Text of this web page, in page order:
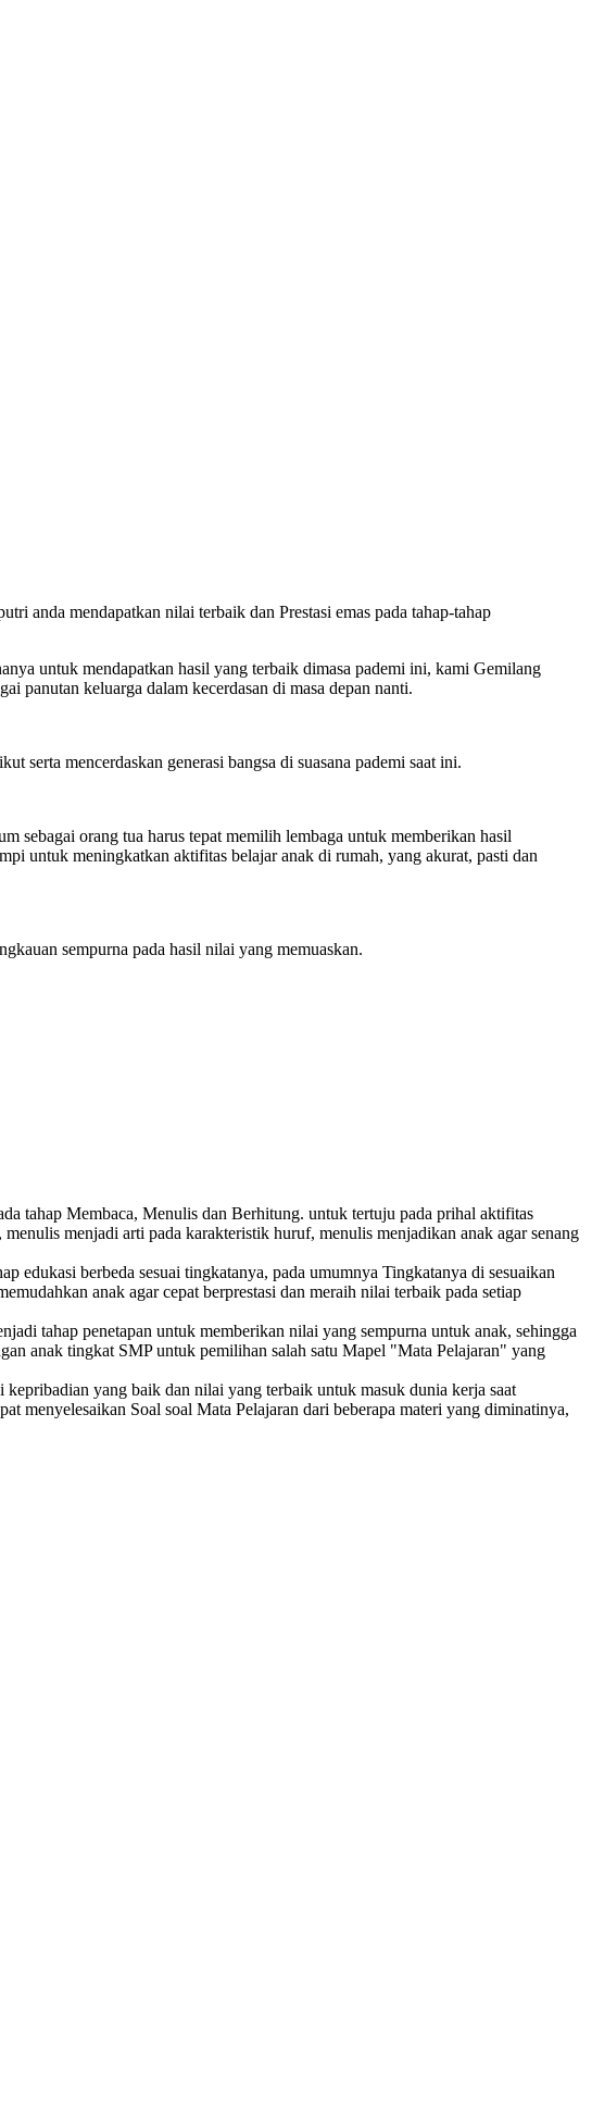
anda mendapatkan nilai terbaik dan Prestasi emas pada tahap-tahap
untuk mendapatkan hasil yang terbaik dimasa pademi ini, kami Gemilang
panutan keluarga dalam kecerdasan di masa depan nanti.
serta mencerdaskan generasi bangsa di suasana pademi saat ini.
sebagai orang tua harus tepat memilih lembaga untuk memberikan hasil
untuk meningkatkan aktifitas belajar anak di rumah, yang akurat, pasti dan
sempurna pada hasil nilai yang memuaskan.
tahap Membaca, Menulis dan Berhitung. untuk tertuju pada prihal aktifitas
menjadi arti pada karakteristik huruf, menulis menjadikan anak agar senang
edukasi berbeda sesuai tingkatanya, pada umumnya Tingkatanya di sesuaikan
anak agar cepat berprestasi dan meraih nilai terbaik pada setiap
tahap penetapan untuk memberikan nilai yang sempurna untuk anak, sehingga
anak tingkat SMP untuk pemilihan salah satu Mapel "Mata Pelajaran" yang
yang baik dan nilai yang terbaik untuk masuk dunia kerja saat
menyelesaikan Soal soal Mata Pelajaran dari beberapa materi yang diminatinya,